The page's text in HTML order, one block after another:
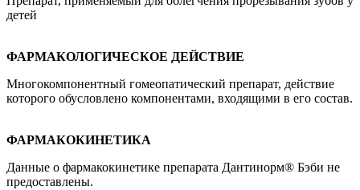
детей
ФАРМАКОЛОГИЧЕСКОЕ ДЕЙСТВИЕ
Многокомпонентный гомеопатический препарат, действие
которого обусловлено компонентами, входящими в его состав.
ФАРМАКОКИНЕТИКА
Данные о фармакокинетике препарата Дантинорм® Бэби не
предоставлены.